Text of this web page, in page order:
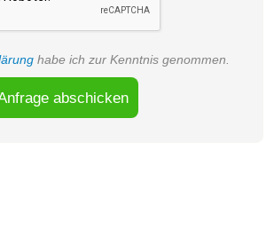
habe ich zur Kenntnis genommen.
abschicken